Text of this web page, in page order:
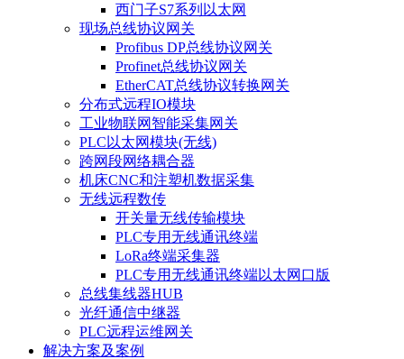
西门子S7系列以太网
现场总线协议网关
Profibus DP总线协议网关
Profinet总线协议网关
EtherCAT总线协议转换网关
分布式远程IO模块
工业物联网智能采集网关
PLC以太网模块(无线)
跨网段网络耦合器
机床CNC和注塑机数据采集
无线远程数传
开关量无线传输模块
PLC专用无线通讯终端
LoRa终端采集器
PLC专用无线通讯终端以太网口版
总线集线器HUB
光纤通信中继器
PLC远程运维网关
解决方案及案例